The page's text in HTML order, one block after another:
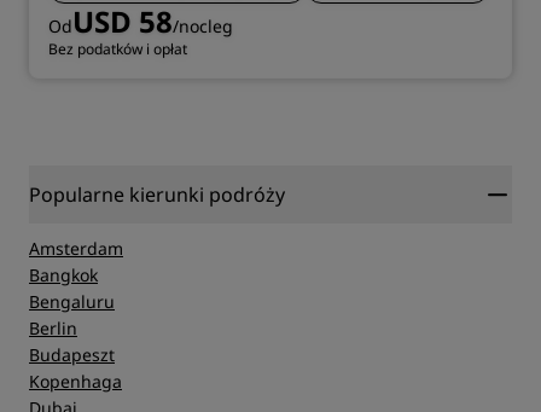
OdUSD 58/nocleg
Bez podatków i opłat
Popularne kierunki podróży
Amsterdam
Bangkok
Bengaluru
Berlin
Budapeszt
Kopenhaga